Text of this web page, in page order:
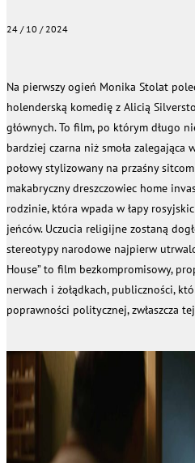
24 / 10 / 2024
Na pierwszy ogień Monika Stolat
holenderską komedię z Alicią
głównych. To film, po którym długo
bardziej czarna niż smoła zalegająca
połowy stylizowany na przaśny
makabryczny dreszczowiec home
rodzinie, która wpada w łapy
jeńców. Uczucia religijne zostaną
stereotypy narodowe najpierw
House” to film bezkompromisowy,
nerwach i żołądkach, publiczności,
poprawności politycznej, zwłaszcza